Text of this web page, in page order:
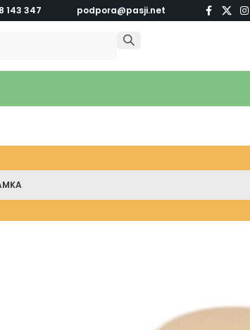
143 347 podpora@pasji.net